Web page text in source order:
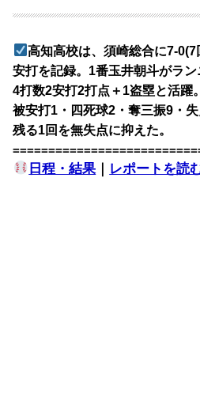
高知高校は、須崎総合に7-
安打を記録。1番玉井朝斗がラ
4打数2安打2打点＋1盗塁と活躍
被安打1・四死球2・奪三振9・
残る1回を無失点に抑えた。
日程・結果 ｜ レポートを読